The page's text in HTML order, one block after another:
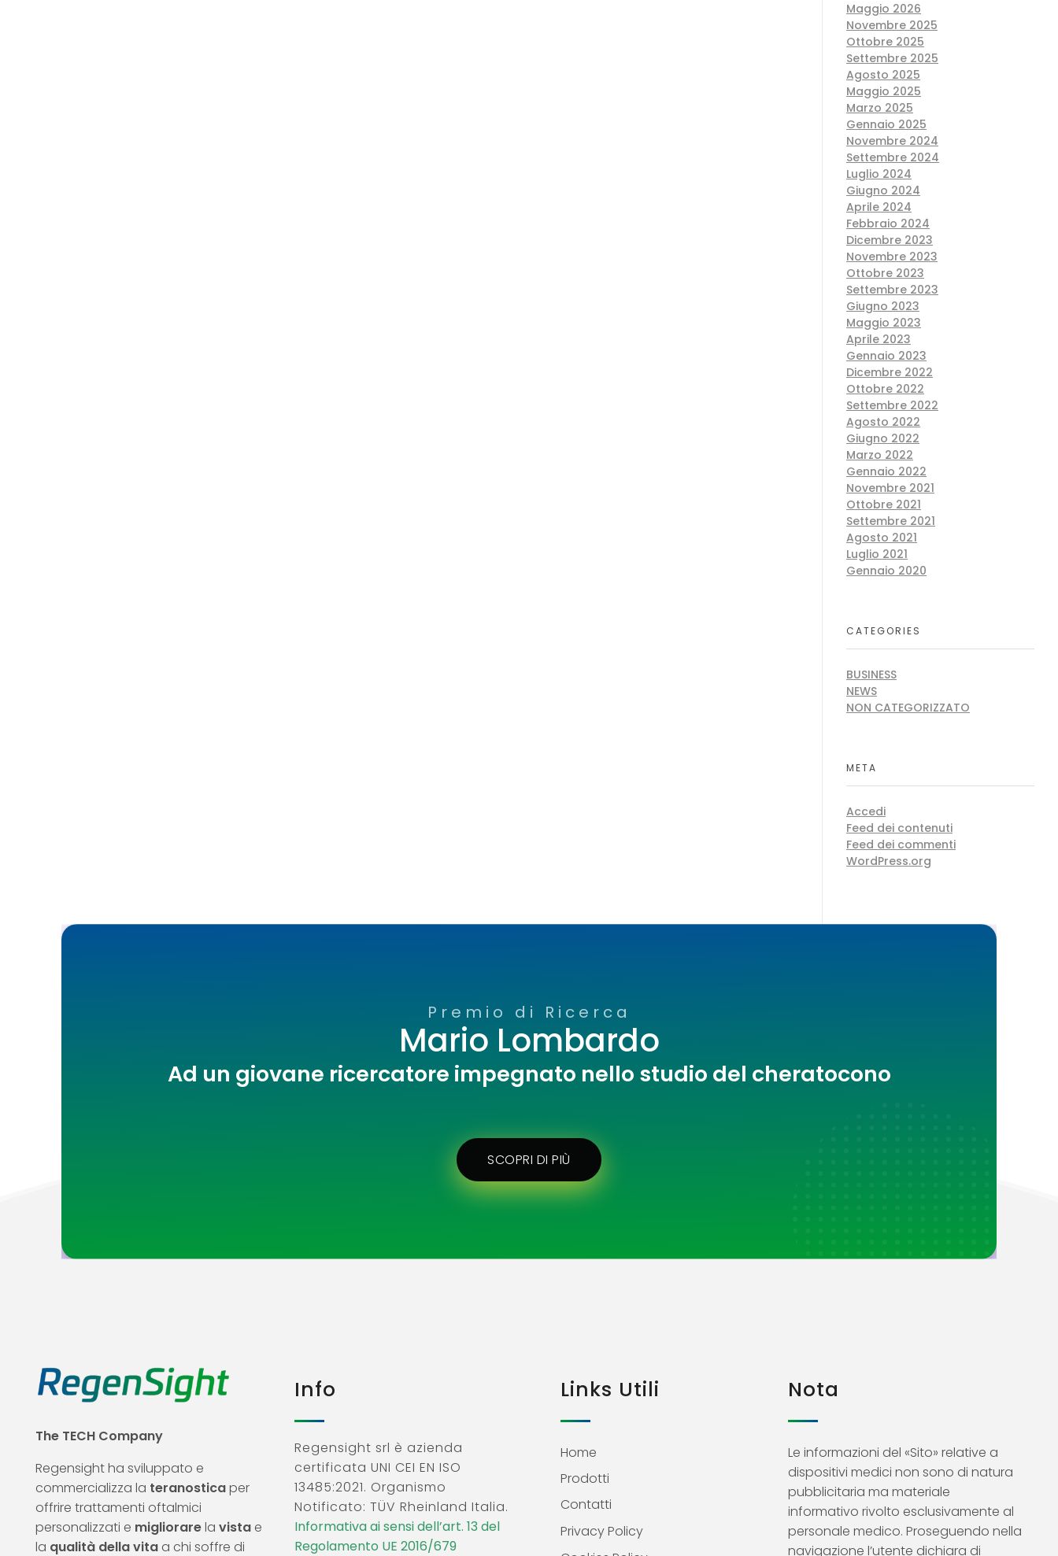
Maggio 2026
Novembre 2025
Ottobre 2025
Settembre 2025
Agosto 2025
Maggio 2025
Marzo 2025
Gennaio 2025
Novembre 2024
Settembre 2024
Luglio 2024
Giugno 2024
Aprile 2024
Febbraio 2024
Dicembre 2023
Novembre 2023
Ottobre 2023
Settembre 2023
Giugno 2023
Maggio 2023
Aprile 2023
Gennaio 2023
Dicembre 2022
Ottobre 2022
Settembre 2022
Agosto 2022
Giugno 2022
Marzo 2022
Gennaio 2022
Novembre 2021
Ottobre 2021
Settembre 2021
Agosto 2021
Luglio 2021
Gennaio 2020
CATEGORIES
BUSINESS
NEWS
NON CATEGORIZZATO
META
Accedi
Feed dei contenuti
Feed dei commenti
WordPress.org
Premio di Ricerca
Mario Lombardo
Ad un giovane ricercatore impegnato nello studio del cheratocono
SCOPRI DI PIÙ
The TECH Company
Regensight ha sviluppato e
commercializza la teranosticaper
offrire trattamenti oftalmici
personalizzati e migliorarela vista e
la qualità della vita a chi soffre di
Info
Regensight srl è azienda
certificata UNI CEI EN ISO
13485:2021. Organismo
Notificato: TÜV Rheinland Italia.
Informativa ai sensi dell’art. 13 del
Regolamento UE 2016/679
Links Utili
Home
Prodotti
Contatti
Privacy Policy
Nota
Le informazioni del «Sito» relative a
dispositivi medici non sono di natura
pubblicitaria ma materiale
informativo rivolto esclusivamente al
personale medico. Proseguendo nella
navigazione l’utente dichiara di